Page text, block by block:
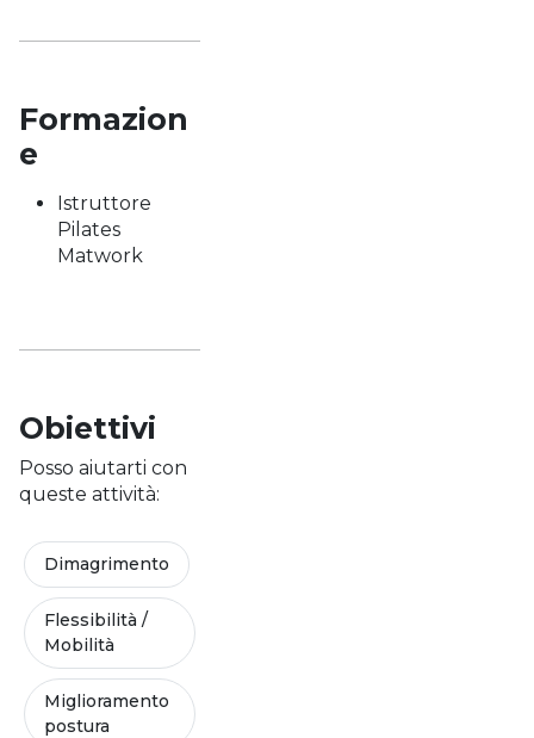
Formazion
e
Istruttore
Pilates
Matwork
Obiettivi
Posso aiutarti con
queste attività:
Dimagrimento
Flessibilità /
Mobilità
Miglioramento
postura